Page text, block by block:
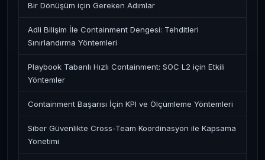
Bir Dönüşüm için Gereken Adımlar
Adli Bilişim İle Containment Dengesi: Tehditleri
Sınırlandırma Yöntemleri
Playbook Tabanlı Hızlı Containment: SOC L2 için Etkili
Yöntemler
Containment Başarısı İçin KPI ve Ölçümleme Yöntemleri
Siber Güvenlikte Cross-Team Koordinasyon ile Kapsama
Yönetimi